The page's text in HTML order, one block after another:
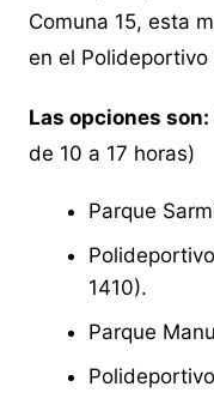
Comuna 15, esta
en el Polideportivo
Las opciones son:
de 10 a 17 horas)
Parque
1410).
Parque